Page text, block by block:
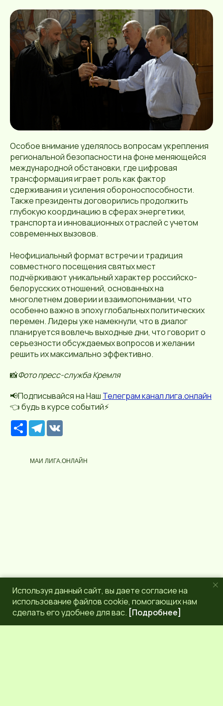
Особое внимание уделялось вопросам укрепления
региональной безопасности на фоне меняющейся
международной обстановки, где цифровая
трансформация играет роль как фактор
сдерживания и усиления обороноспособности.
Также президенты договорились продолжить
глубокую координацию в сферах энергетики,
транспорта и инновационных отраслей с учетом
современных вызовов.
Неофициальный формат встречи и традиция
совместного посещения святых мест
подчёркивают уникальный характер российско-
белорусских отношений, основанных на
многолетнем доверии и взаимопонимании, что
особенно важно в эпоху глобальных политических
перемен. Лидеры уже намекнули, что в диалог
планируется вовлечь выходные дни, что говорит о
серьезности обсуждаемых вопросов и желании
решить их максимально эффективно.
📸Фото пресс-служба Кремля
📢Подписывайся на Наш Телеграм канал лига.онлайн
👈 будь в курсе событий⚡️
Р
е
р
с
T
e
g
r
МАИ ЛИГА.ОНЛАЙН
Используя данный сайт, вы даете согласие на
использование файлов cookie, помогающих нам
сделать его удобнее для вас. [Подробнее]